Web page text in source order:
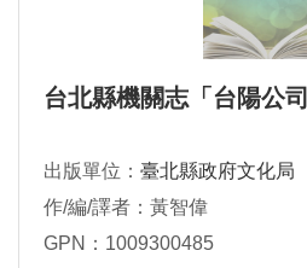
台北縣機關志「台陽公司
出版單位： 臺北縣政府文化局
作/編/譯者：黃智偉
GPN：1009300485